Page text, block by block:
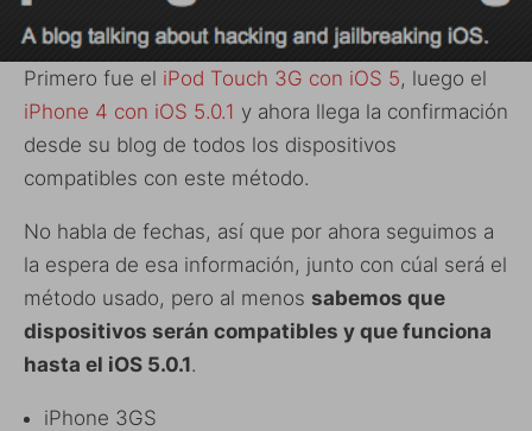
Primero fue el iPod Touch 3G con iOS 5, luego el
iPhone 4 con iOS 5.0.1 y ahora llega la confirmación
desde su blog de todos los dispositivos
compatibles con este método.
No habla de fechas, así que por ahora seguimos a
la espera de esa información, junto con cúal será el
método usado, pero al menos sabemos que
dispositivos serán compatibles y que funciona
hasta el iOS 5.0.1.
iPhone 3GS